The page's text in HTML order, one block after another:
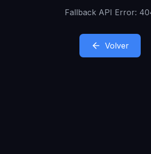
Fallback API Error:
Volver